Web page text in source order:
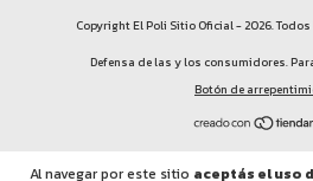
Al navegar por este sitio aceptás el uso
Copyright El Poli Sitio Oficial - 2026.
Defensa de las y los consumidores.
Botón de